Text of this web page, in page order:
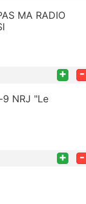
MA RADIO
+ -
NRJ "Le
+ -